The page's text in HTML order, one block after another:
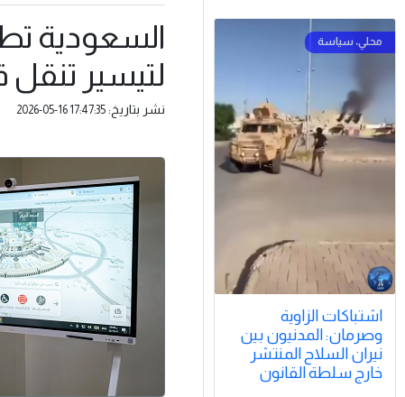
اشتباكات الزاوية
وصرمان: المدنيون بين
نيران السلاح المنتشر
خارج سلطة القانون
السعودية
لتيسير
نشر بتاريخ: 2026-05-16 17:47:35